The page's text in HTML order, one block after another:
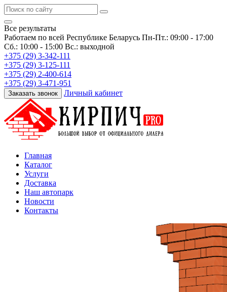
Все результаты
Работаем по всей Республике Беларусь Пн-Пт.: 09:00 - 17:00
Сб.: 10:00 - 15:00 Вс.: выходной
+375 (29) 3-342-111
+375 (29) 3-125-111
+375 (29) 2-400-614
+375 (29) 3-471-951
Заказать звонок Личный кабинет
Главная
Каталог
Услуги
Доставка
Наш автопарк
Новости
Контакты